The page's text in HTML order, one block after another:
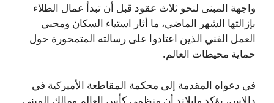
واجهة المبنى لنحو ثلاث عقود قبل أن تبدأ عمال الطلاء
بإزالتها الشهر الماضي، ما أثار استياء السكان ومحبي
العمل الفني الذين اعتادوا على رسالته المتمحورة حول
حماية محيطات العالم.
في دعواه المقدمة إلى محكمة المقاطعة الأميركية في
دالاس، يؤكد وايلاند أن منظمي كأس العالم ومالك المبنى